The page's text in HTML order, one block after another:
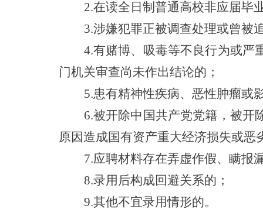
2.在读全日制普通高校非应届毕
3.涉嫌犯罪正被调查处理或曾被
4.有赌博、吸毒等不良行为或严
门机关审查尚未作出结论的；
5.患有精神性疾病、恶性肿瘤或
6.被开除中国共产党党籍，被开
原因造成国有资产重大经济损失或恶
7.应聘材料存在弄虚作假、瞒报
8.录用后构成回避关系的；
9.其他不宜录用情形的。